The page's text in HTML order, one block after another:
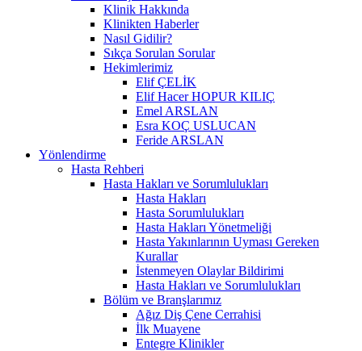
Klinik Hakkında
Klinikten Haberler
Nasıl Gidilir?
Sıkça Sorulan Sorular
Hekimlerimiz
Elif ÇELİK
Elif Hacer HOPUR KILIÇ
Emel ARSLAN
Esra KOÇ USLUCAN
Feride ARSLAN
Yönlendirme
Hasta Rehberi
Hasta Hakları ve Sorumlulukları
Hasta Hakları
Hasta Sorumlulukları
Hasta Hakları Yönetmeliği
Hasta Yakınlarının Uyması Gereken
Kurallar
İstenmeyen Olaylar Bildirimi
Hasta Hakları ve Sorumlulukları
Bölüm ve Branşlarımız
Ağız Diş Çene Cerrahisi
İlk Muayene
Entegre Klinikler